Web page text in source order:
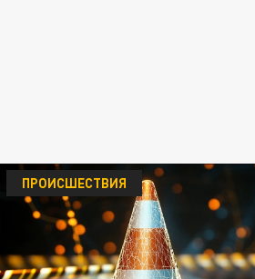
ПРОИСШЕСТВИЯ